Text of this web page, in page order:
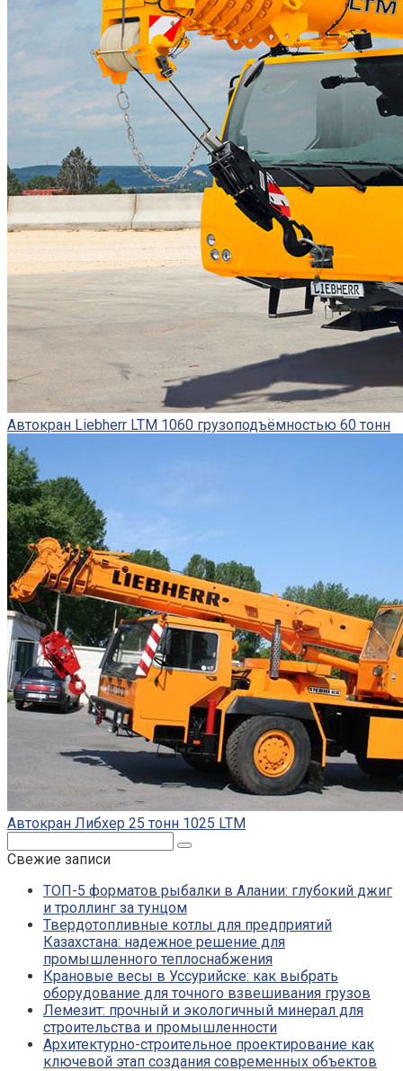
Автокран Liebherr LTM 1060 грузоподъёмностью 60 тонн
Автокран Либхер 25 тонн 1025 LTM
Свежие записи
ТОП-5 форматов рыбалки в Алании: глубокий джиг
и троллинг за тунцом
Твердотопливные котлы для предприятий
Казахстана: надежное решение для
промышленного теплоснабжения
Крановые весы в Уссурийске: как выбрать
оборудование для точного взвешивания грузов
Лемезит: прочный и экологичный минерал для
строительства и промышленности
Архитектурно-строительное проектирование как
ключевой этап создания современных объектов